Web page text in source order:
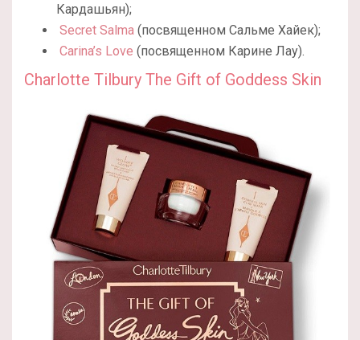
Кардашьян);
Secret Salma (посвященном Сальме Хайек);
Carina’s Love (посвященном Карине Лау).
Charlotte Tilbury The Gift of Goddess Skin